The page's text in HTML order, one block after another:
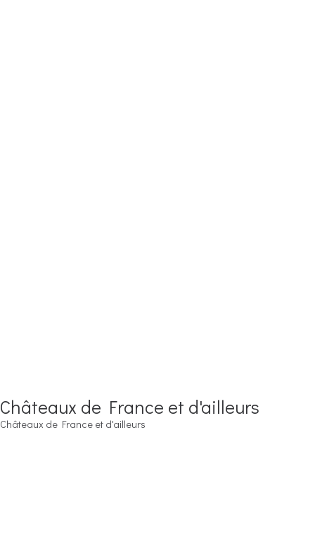
Châteaux de France et d'ailleurs
Châteaux de France et d'ailleurs